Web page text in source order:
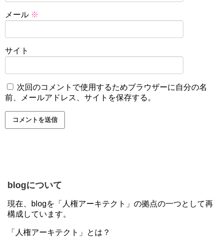
メール ※
サイト
次回のコメントで使用するためブラウザーに自分の名
前、メールアドレス、サイトを保存する。
blogについて
現在、blogを「人権アーキテクト」の拠点の一つとして再
構成しています。
「人権アーキテクト」とは？